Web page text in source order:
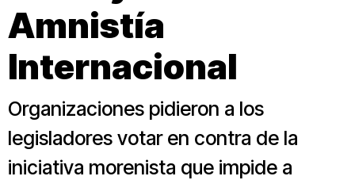
Amnistía
Internacional
Organizaciones pidieron a los
legisladores votar en contra de la
iniciativa morenista que impide a